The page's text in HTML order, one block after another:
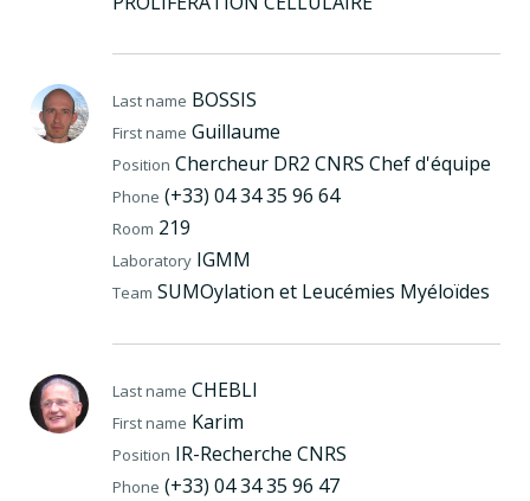
Last name BOSSIS
First name Guillaume
Position Chercheur DR2 CNRS Chef d'équipe
Phone (+33) 04 34 35 96 64
Room 219
Laboratory IGMM
Team SUMOylation et Leucémies Myéloïdes
Last name CHEBLI
First name Karim
Position IR-Recherche CNRS
Phone (+33) 04 34 35 96 47